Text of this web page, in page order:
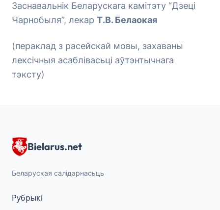
Заснавальнік Беларускага камітэту “Дзеці
Чарнобыля”, лекар Т.В. Белаокая
(пераклад з расейскай мовы, захаваны
лексічныя асаблівасьці аўтэнтычнага
тэксту)
Bielarus.net
Беларуская салідарнасьць
Рубрыкі